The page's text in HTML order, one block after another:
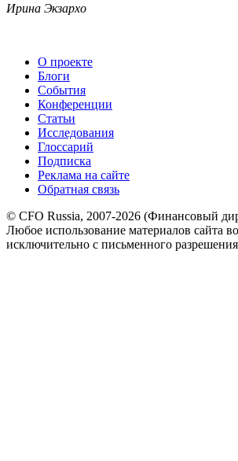
Ирина Экзархо
О проекте
Блоги
События
Конференции
Статьи
Исследования
Глоссарий
Подписка
Реклама на сайте
Обратная связь
© CFO Russia, 2007-2026 (Финансовый
Любое использование материалов сайта
исключительно с письменного